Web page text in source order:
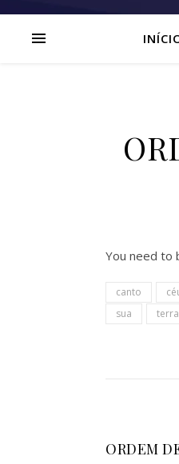
You need to
canto
sua
terra
ORDEM